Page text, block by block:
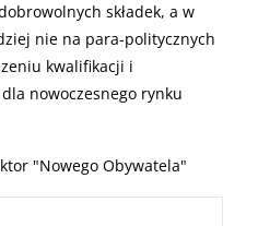
składek, a w
nie na para-politycznych
kwalifikacji i
nowoczesnego rynku
"Nowego Obywatela"